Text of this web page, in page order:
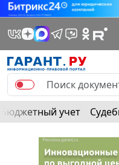
Бюджетный учет